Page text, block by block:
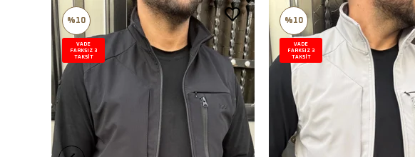
%10
VADE
FARKSIZ 3
TAKSİT
%10
VADE
FARKSIZ 3
TAKSİT